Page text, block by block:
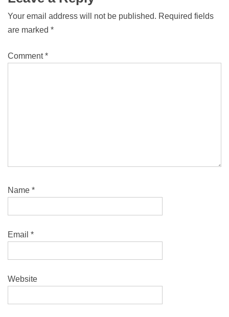
Your email address will not be published. Required fields
are marked *
Comment*
Name *
Email *
Website